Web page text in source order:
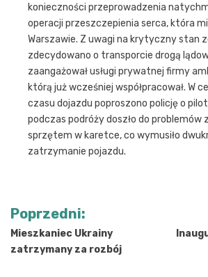
konieczności przeprowadzenia
operacji przeszczepienia serca, która
Warszawie. Z uwagi na krytyczny stan
zdecydowano o transporcie drogą
zaangażował usługi prywatnej firmy
którą już wcześniej współpracował. W
czasu dojazdu poproszono policję o
podczas podróży doszło do problemów
sprzętem w karetce, co wymusiło
zatrzymanie pojazdu.
Nawigacja
wpisu
Poprzedni:
Mieszkaniec Ukrainy
zatrzymany za rozbój